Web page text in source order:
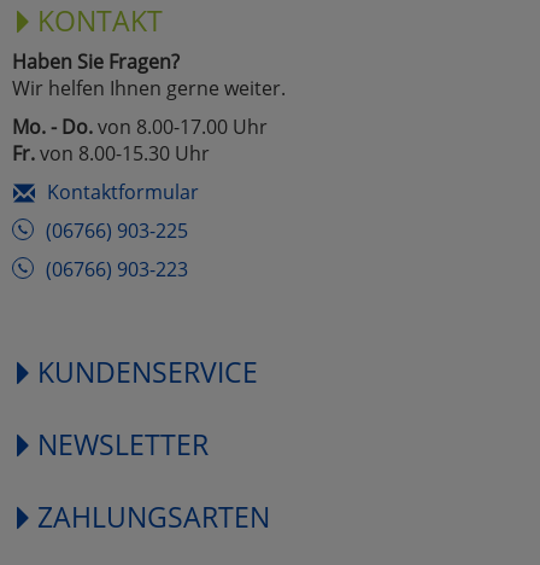
KONTAKT
Haben Sie Fragen?
Wir helfen Ihnen gerne weiter.
Mo. - Do.von 8.00-17.00 Uhr
Fr.von 8.00-15.30 Uhr
Kontaktformular
(06766) 903-225
(06766) 903-223
KUNDENSERVICE
NEWSLETTER
ZAHLUNGSARTEN